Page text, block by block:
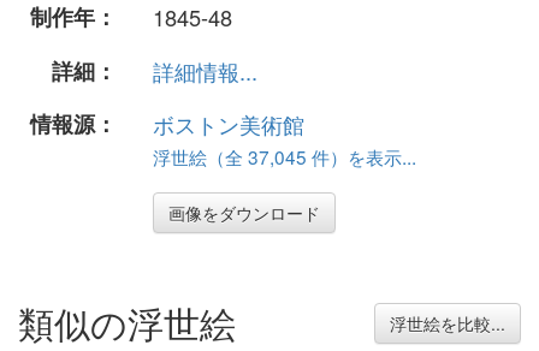
制作年：
1845-48
詳細：
詳細情報...
情報源：
ボストン美術館
浮世絵（全 37,045 件）を表示...
画像をダウンロード
類似の浮世絵 浮世絵を比較...